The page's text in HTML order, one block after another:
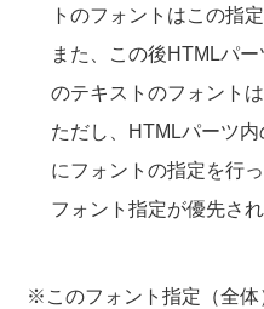
トのフォントはこの指
また、この後HTMLパ
のテキストのフォント
ただし、HTMLパーツ
にフォントの指定を行
フォント指定が優先され
※このフォント指定（全体